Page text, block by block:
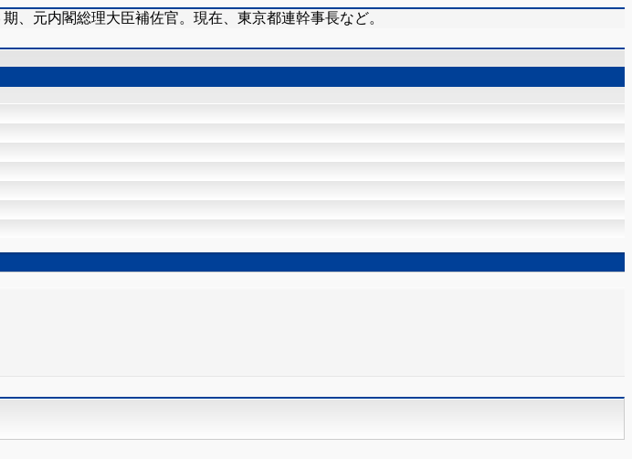
、元内閣総理大臣補佐官。現在、東京都連幹事長など。